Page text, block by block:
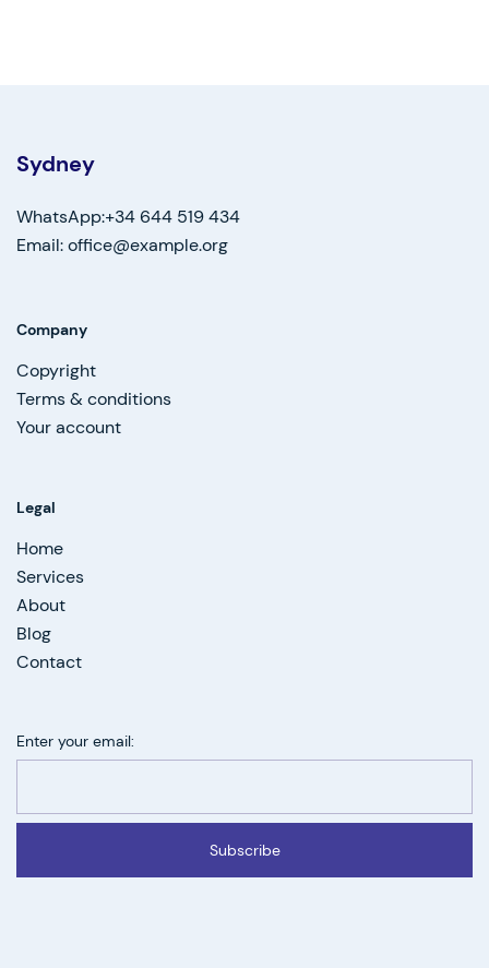
Sydney
WhatsApp:+34 644 519 434
Email: office@example.org
Company
Copyright
Terms & conditions
Your account
Legal
Home
Services
About
Blog
Contact
Enter your email:
Subscribe